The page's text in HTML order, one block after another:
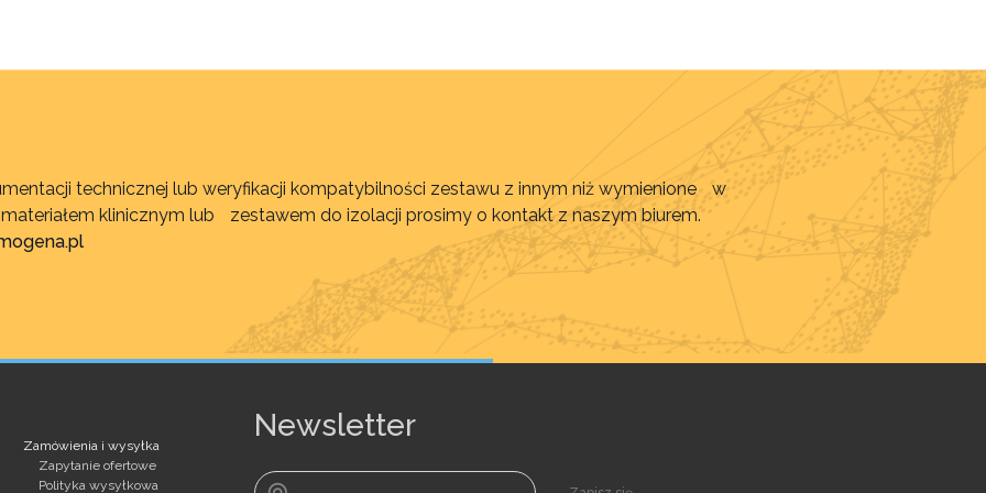
technicznej lub weryfikacji kompatybilności zestawu z innym niż wymienione w
klinicznym lub zestawem do izolacji prosimy o kontakt z naszym biurem.
Zamówienia i wysyłka
Zapytanie ofertowe
Polityka wysyłkowa
Newsletter